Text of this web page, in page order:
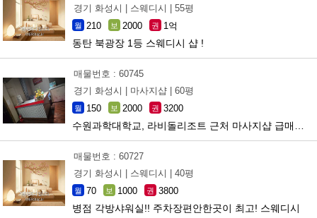
경기 화성시 |
스웨디시 | 55평
월 210 보 2000 권 1억
동탄 북광장 1등 스웨디시 샵 !
매물번호 : 60745
경기 화성시 |
마사지샵 | 60평
월 150 보 2000 권 3200
매물번호 : 60727
경기 화성시 |
스웨디시 | 40평
월 70 보 1000 권 3800
병점 각방샤워실!! 주차장편안한곳이 최고! 스웨디시